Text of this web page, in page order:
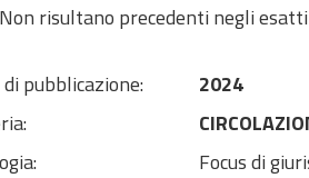
risultano precedenti negli
pubblicazione:
2024
Focus di